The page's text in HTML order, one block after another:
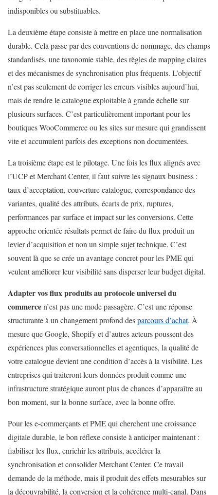
indisponibles ou substituables.
La deuxième étape consiste à mettre en place une normalisation
durable. Cela passe par des conventions de nommage, des champs
standardisés, une taxonomie stable, des règles de mapping claires
et des mécanismes de synchronisation plus fréquents. L’objectif
n’est pas seulement de corriger les erreurs visibles aujourd’hui,
mais de rendre le catalogue exploitable à grande échelle sur
plusieurs surfaces. C’est particulièrement important pour les
boutiques WooCommerce ou les sites sur mesure qui grandissent
vite et accumulent parfois des exceptions non documentées.
La troisième étape est le pilotage. Une fois les flux alignés avec
l’UCP et Merchant Center, il faut suivre les signaux business :
taux d’acceptation, couverture catalogue, correspondance des
variantes, qualité des attributs, écarts de prix, ruptures,
performances par surface et impact sur les conversions. Cette
approche orientée résultats permet de faire du flux produit un
levier d’acquisition et non un simple sujet technique. C’est
souvent là que se crée un avantage concret pour les PME qui
veulent améliorer leur visibilité sans disperser leur budget digital.
Adapter vos flux produits au protocole universel du
commercen’est pas une mode passagère. C’est une réponse
structurante à un changement profond desparcours d’achat. À
mesure que Google, Shopify et d’autres acteurs poussent des
expériences plus conversationnelles et agentiques, la qualité de
votre catalogue devient une condition d’accès à la visibilité. Les
entreprises qui traiteront leurs données produit comme une
infrastructure stratégique auront plus de chances d’apparaître au
bon moment, sur la bonne surface, avec la bonne offre.
Pour les e-commerçants et PME qui cherchent une croissance
digitale durable, le bon réflexe consiste à anticiper maintenant :
fiabiliser les flux, enrichir les attributs, accélérer la
synchronisation et consolider Merchant Center. Ce travail
demande de la méthode, mais il produit des effets mesurables sur
la découvrabilité, la conversion et la cohérence multi-canal. Dans